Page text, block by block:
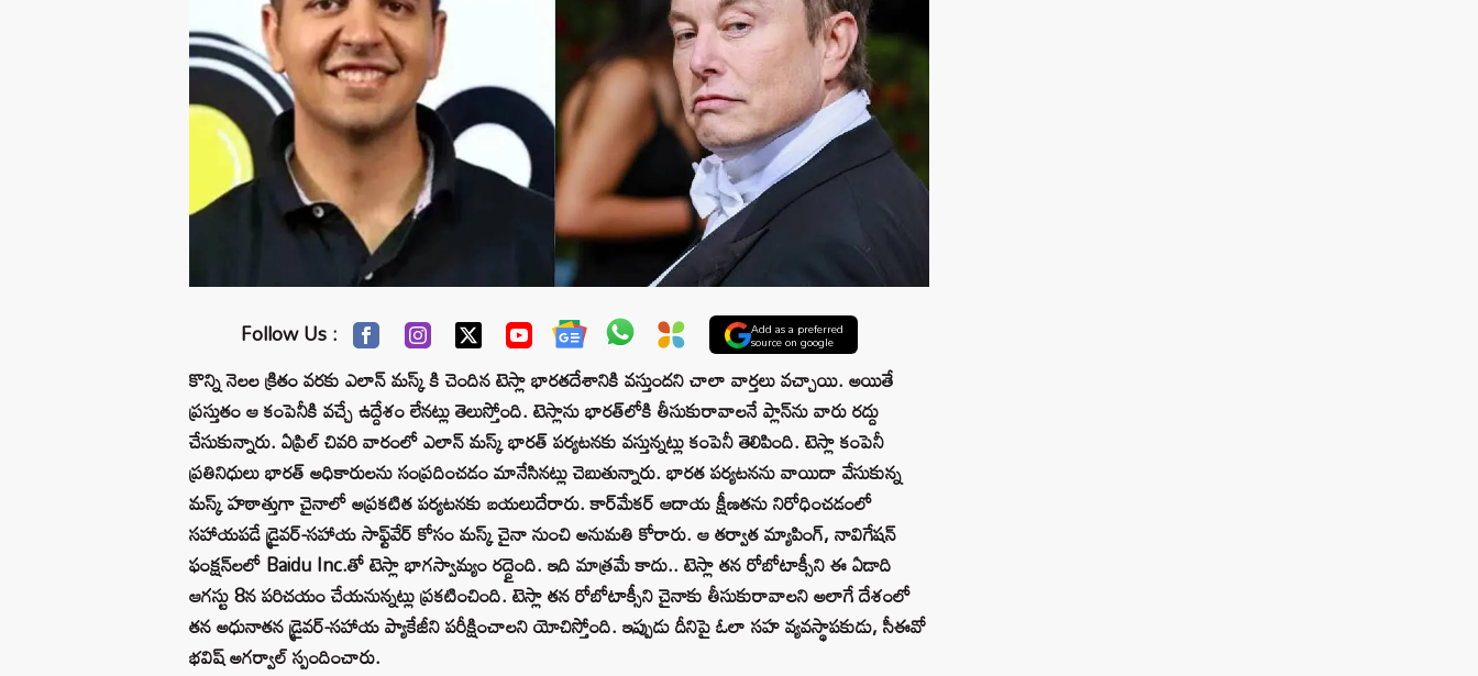
Follow Us : Add as a preferred
source on google
కొన్ని నెలల క్రితం వరకు ఎలాన్ మస్క్ కి చెందిన టెస్లా భారతదేశానికి వస్తుందని చాలా వార్తలు వచ్చాయి. అయితే
ప్రస్తుతం ఆ కంపెనీకి వచ్చే ఉద్దేశం లేనట్లు తెలుస్తోంది. టెస్లాను భారత్‌లోకి తీసుకురావాలనే ప్లాన్‌ను వారు రద్దు
చేసుకున్నారు. ఏప్రిల్ చివరి వారంలో ఎలాన్ మస్క్ భారత్ పర్యటనకు వస్తున్నట్లు కంపెనీ తెలిపింది. టెస్లా కంపెనీ
ప్రతినిధులు భారత్ అధికారులను సంప్రదించడం మానేసినట్లు చెబుతున్నారు. భారత పర్యటనను వాయిదా వేసుకున్న
మస్క్ హఠాత్తుగా చైనాలో అప్రకటిత పర్యటనకు బయలుదేరారు. కార్‌మేకర్ ఆదాయ క్షీణతను నిరోధించడంలో
సహాయపడే డ్రైవర్-సహాయ సాఫ్ట్‌వేర్ కోసం మస్క్ చైనా నుంచి అనుమతి కోరారు. ఆ తర్వాత మ్యాపింగ్, నావిగేషన్
ఫంక్షన్‌లలో Baidu Inc.తో టెస్లా భాగస్వామ్యం రద్దైంది. ఇది మాత్రమే కాదు.. టెస్లా తన రోబోటాక్సీని ఈ ఏడాది
ఆగస్టు 8న పరిచయం చేయనున్నట్లు ప్రకటించింది. టెస్లా తన రోబోటాక్సీని చైనాకు తీసుకురావాలని అలాగే దేశంలో
తన అధునాతన డ్రైవర్-సహాయ ప్యాకేజీని పరీక్షించాలని యోచిస్తోంది. ఇప్పుడు దీనిపై ఓలా సహ వ్యవస్థాపకుడు, సీఈవో
భవిష్ అగర్వాల్ స్పందించారు.